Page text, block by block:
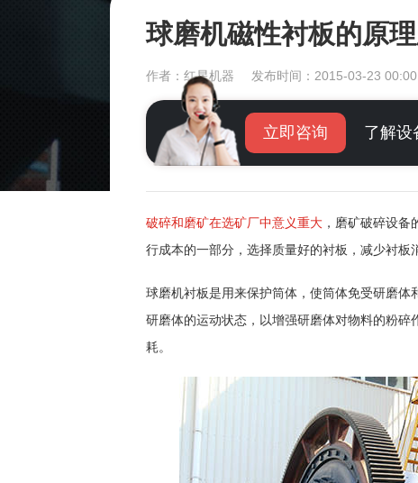
球磨机磁性衬板的原
作者：红星机器 发布时间：2015-03-23
立即咨询 了解设
破碎和磨矿在选矿厂中意义重大 ，磨矿破碎设
行成本的一部分，选择质量好的衬板，减少衬板
球磨机衬板是用来保护筒体，使筒体免受研磨
研磨体的运动状态，以增强研磨体对物料的粉
耗。